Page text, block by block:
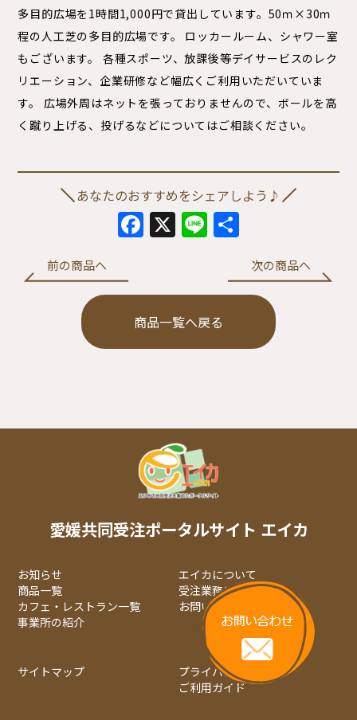
多目的広場を1時間1,000円で貸出しています。50ｍ×30ｍ
程の人工芝の多目的広場です。 ロッカールーム、シャワー室
もございます。 各種スポーツ、放課後等デイサービスのレク
リエーション、企業研修など幅広くご利用いただいていま
す。 広場外周はネットを張っておりませんので、ボールを高
く蹴り上げる、投げるなどについてはご相談ください。
あなたのおすすめをシェアしよう♪
Facebook
X Line
有
前の商品へ 次の商品へ
商品一覧へ戻る
愛媛共同受注ポータルサイト エイカ
お知らせ
商品一覧
カフェ・レストラン一覧
事業所の紹介
エイカについて
受注業務について
お問い合わせ
サイトマップ
プライバシーポリシー
ご利用ガイド